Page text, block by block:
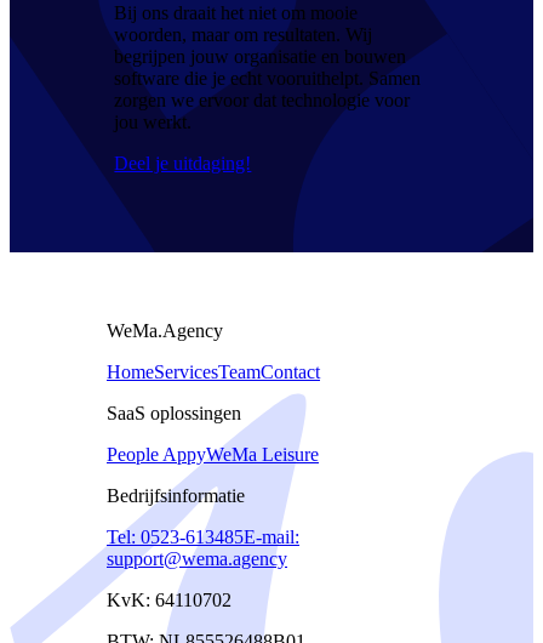
Bij ons draait het niet om mooie
woorden, maar om resultaten. Wij
begrijpen jouw organisatie en bouwen
software die je echt vooruithelpt. Samen
zorgen we ervoor dat technologie voor
jou werkt.
Deel je uitdaging!
WeMa.Agency
HomeServicesTeamContact
SaaS oplossingen
People AppyWeMa Leisure
Bedrijfsinformatie
Tel: 0523-613485E-mail:
support@wema.agency
KvK: 64110702